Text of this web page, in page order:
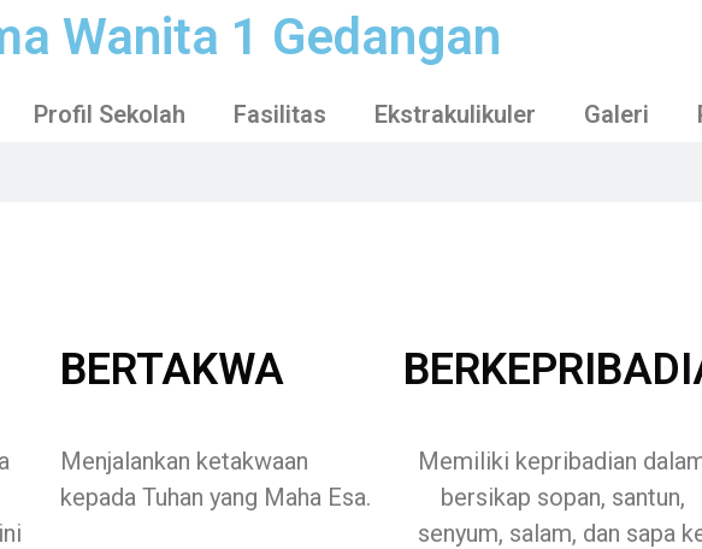
Wanita 1 Gedangan
Profil Sekolah Fasilitas Ekstrakulikuler Galeri
BERTAKWA
Menjalankan ketakwaan
kepada Tuhan yang Maha Esa.
Memiliki kepribadian
bersikap sopan, santun,
senyum, salam, dan sapa